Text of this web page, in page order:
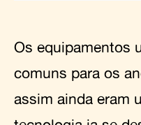
Os equipamentos
comuns para os
assim ainda eram